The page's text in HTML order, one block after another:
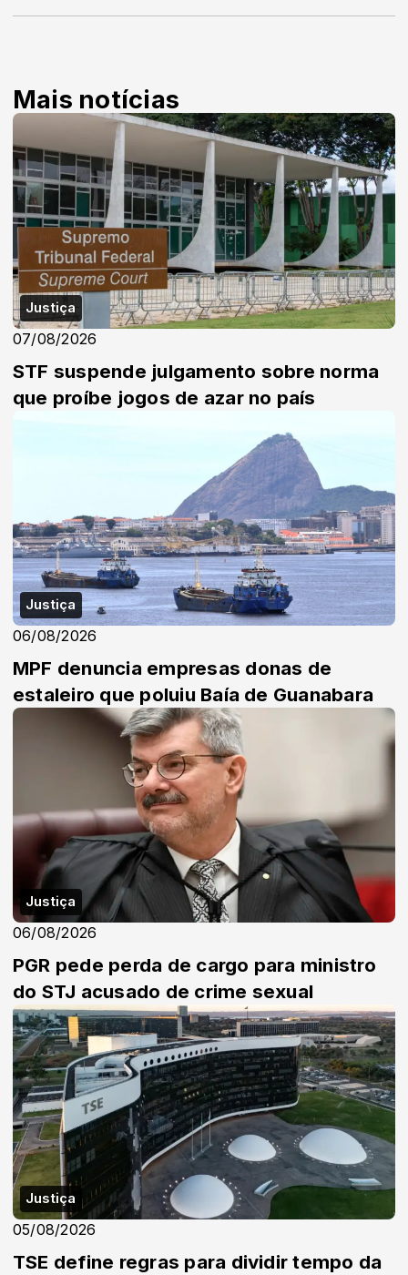
Mais notícias
Justiça
07/08/2026
STF suspende julgamento sobre norma
que proíbe jogos de azar no país
Justiça
06/08/2026
MPF denuncia empresas donas de
estaleiro que poluiu Baía de Guanabara
Justiça
06/08/2026
PGR pede perda de cargo para ministro
do STJ acusado de crime sexual
Justiça
05/08/2026
TSE define regras para dividir tempo da